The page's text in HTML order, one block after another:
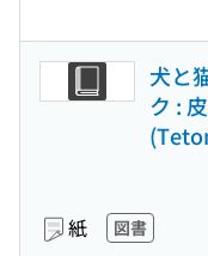
犬と
ク :
紙 図書